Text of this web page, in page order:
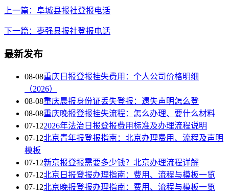
上一篇：阜城县报社登报电话
下一篇：枣强县报社登报电话
最新发布
08-08重庆日报登报挂失费用：个人公司价格明细
（2026）
08-08重庆晨报身份证丢失登报：遗失声明怎么登
08-08重庆晚报登报挂失流程：怎么办理、要什么材料
07-122026年法治日报登报费用标准及办理流程说明
07-12北京青年报登报指南：北京办理费用、流程及声明
模板
07-12新京报登报需要多少钱？北京办理流程详解
07-12北京日报登报办理指南：费用、流程与模板一览
07-12北京晚报登报办理指南：费用、流程与模板一览